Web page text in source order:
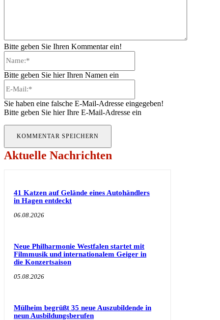
Bitte geben Sie Ihren Kommentar ein!
Bitte geben Sie hier Ihren Namen ein
Sie haben eine falsche E-Mail-Adresse eingegeben!
Bitte geben Sie hier Ihre E-Mail-Adresse ein
Aktuelle Nachrichten
41 Katzen auf Gelände eines Autohändlers
in Hagen entdeckt
06.08.2026
Neue Philharmonie Westfalen startet mit
Filmmusik und internationalem Geiger in
die Konzertsaison
05.08.2026
Mülheim begrüßt 35 neue Auszubildende in
neun Ausbildungsberufen